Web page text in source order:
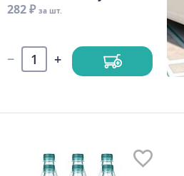
282 ₽ за шт.